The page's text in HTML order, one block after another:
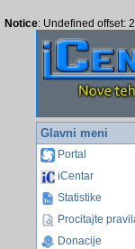
Notice: Undefined offset:
Glavni meni
Portal
iCentar
Statistike
Procitajte
Donacije